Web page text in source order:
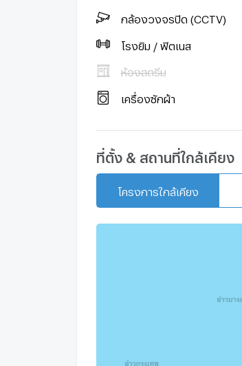
กล้องวงจรปิด (CCTV)
โรงยิม / ฟิตเนส
ห้องสตรีม
เครื่องซักผ้า
ที่ตั้ง & สถานที่ใกล้เคียง
โครงการใกล้เคียง